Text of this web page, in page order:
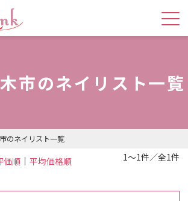
市のネイリスト一覧
のネイリスト一覧
価順 平均価格順 1～1件／全1件